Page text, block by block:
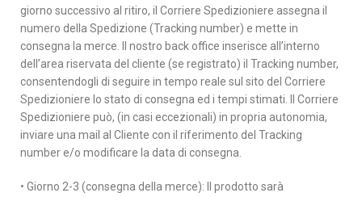
giorno successivo al ritiro, il Corriere Spedizioniere assegna il
numero della Spedizione (Tracking number) e mette in
consegna la merce. Il nostro back office inserisce all’interno
dell’area riservata del cliente (se registrato) il Tracking number,
consentendogli di seguire in tempo reale sul sito del Corriere
Spedizioniere lo stato di consegna ed i tempi stimati. Il Corriere
Spedizioniere può, (in casi eccezionali) in propria autonomia,
inviare una mail al Cliente con il riferimento del Tracking
number e/o modificare la data di consegna.
• Giorno 2-3 (consegna della merce): Il prodotto sarà